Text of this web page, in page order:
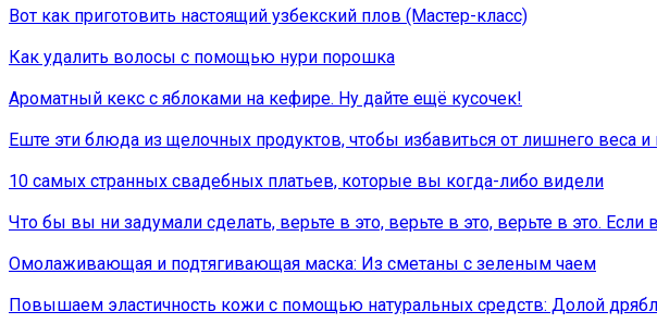
Вот как приготовить настоящий узбекский плов (Мастер-класс)
Как удалить волосы с помощью нури порошка
Ароматный кекс с яблоками на кефире. Ну дайте ещё кусочек!
Еште эти блюда из щелочных продуктов, чтобы избавиться от лишнего веса и
10 самых странных свадебных платьев, которые вы когда-либо видели
Что бы вы ни задумали сделать, верьте в это, верьте в это, верьте в это.
Омолаживающая и подтягивающая маска: Из сметаны с зеленым чаем
Повышаем эластичность кожи с помощью натуральных средств: Долой